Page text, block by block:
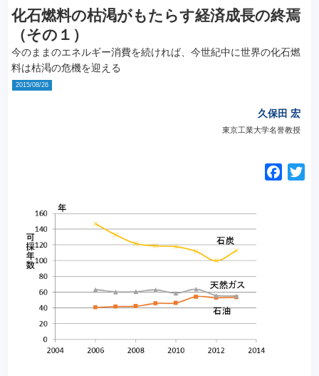
化石燃料の枯渇がもたらす経済成長の終焉
（その１）
今のままのエネルギー消費を続ければ、今世紀中に世界の化石燃
料は枯渇の危機を迎える
2015/08/26
久保田 宏
東京工業大学名誉教授